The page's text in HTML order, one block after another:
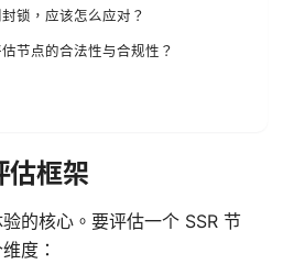
锁，应该怎么应对？
节点的合法性与合规性？
估框架
的核心。要评估一个 SSR 节
度：